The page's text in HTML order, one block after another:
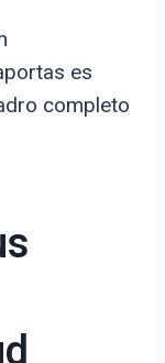
es
completo